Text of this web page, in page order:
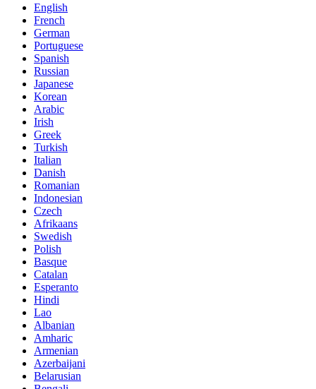
English
French
German
Portuguese
Spanish
Russian
Japanese
Korean
Arabic
Irish
Greek
Turkish
Italian
Danish
Romanian
Indonesian
Czech
Afrikaans
Swedish
Polish
Basque
Catalan
Esperanto
Hindi
Lao
Albanian
Amharic
Armenian
Azerbaijani
Belarusian